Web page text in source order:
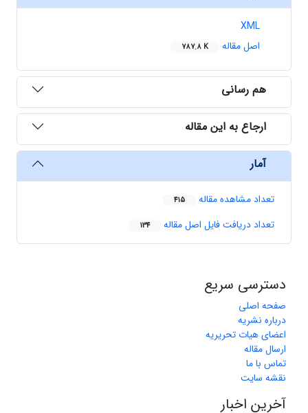
XML
اصل مقاله
787.8 K
هم رسانی
ارجاع به این مقاله
آمار
تعداد مشاهده مقاله 415
تعداد دریافت فایل اصل مقاله 134
دسترسی سریع
صفحه اصلی
درباره نشریه
اعضای هیات تحریریه
ارسال مقاله
تماس با ما
نقشه سایت
آخرین اخبار